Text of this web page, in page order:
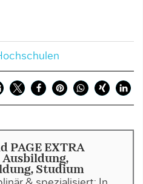
PAGE EXTRA
Ausbildung,
Studium